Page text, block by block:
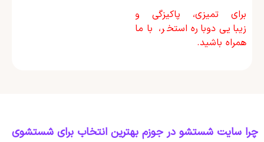
برای تمیزی، پاکیزگی و
زیبایی دوباره استخر، با ما
همراه باشید.
چرا سایت شستشو در جوزم بهترین انتخاب برای شستشوی